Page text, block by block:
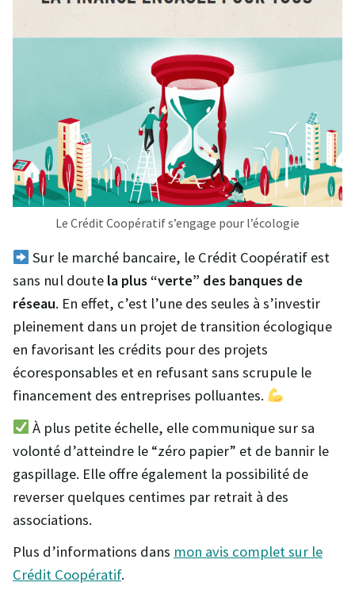
Le Crédit Coopératif s’engage pour l’écologie
Sur le marché bancaire, le Crédit Coopératif est
sans nul doute la plus “verte” des banques de
réseau. En effet, c’est l’une des seules à s’investir
pleinement dans un projet de transition écologique
en favorisant les crédits pour des projets
écoresponsables et en refusant sans scrupule le
financement des entreprises polluantes.
À plus petite échelle, elle communique sur sa
volonté d’atteindre le “zéro papier” et de bannir le
gaspillage. Elle offre également la possibilité de
reverser quelques centimes par retrait à des
associations.
Plus d’informations dans mon avis complet sur le
Crédit Coopératif.